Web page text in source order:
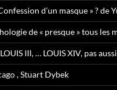
d’un masque » ? de
de « presque » tous les
III, … LOUIS XIV, pas
, Stuart Dybek